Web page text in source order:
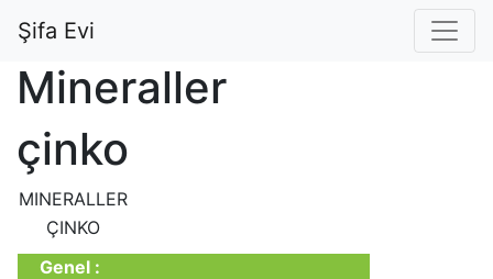
Şifa Evi
Mineraller
çinko
MINERALLER
ÇINKO
Genel :